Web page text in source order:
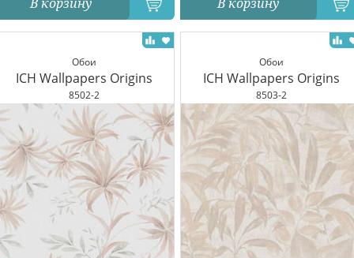
Обои
ICH Wallpapers Origins
8502-2
Обои
ICH Wallpapers Origins
8503-2